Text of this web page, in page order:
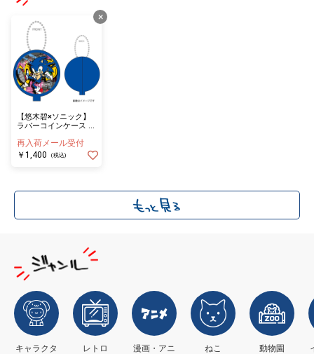
×
【悠木碧×ソニック】
ラバーコインケース ソ
再入荷メール受付
￥1,400
(税込)
キャラクタ
レトロ
漫画・アニ
ねこ 動物園